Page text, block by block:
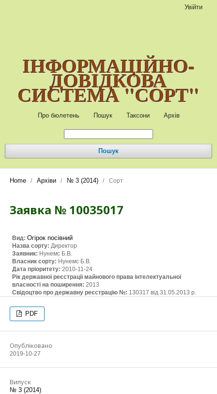
ІНФОРМАЦІЙНО-
ДОВІДКОВА
СИСТЕМА "СОРТ"
Про бюлетень Пошук Таксони Архів
Пошук
Увійти
Home / Архіви / № 3 (2014) / Сорт
Заявка № 10035017
Вид: Огірок посівний
Назва сорту: Директор
Заявник: Нунемс Б.В.
Власник сорту: Нунемс Б.В.
Дата пріоритету: 2010-11-24
Рік державної реєстрації майнового права інтелектуальної
власності на поширення: 2013
Свідоцтво про державну реєстрацію №: 130317 від 31.05.2013 р.
PDF
Опубліковано
2019-10-27
Випуск
№ 3 (2014)